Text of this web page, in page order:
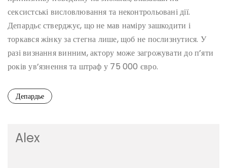
сексистські висловлювання та неконтрольовані дії.
Депардьє стверджує, що не мав наміру зашкодити і
торкався жінку за стегна лише, щоб не послизнутися. У
разі визнання винним, актору може загрожувати до п’яти
років ув’язнення та штраф у 75 000 євро.
Депардье
Alex